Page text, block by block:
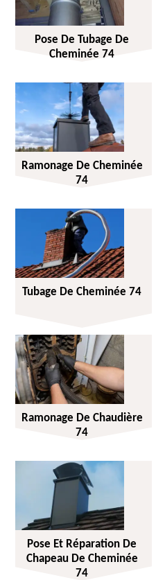
Pose De Tubage De
Cheminée 74
Ramonage De Cheminée
74
Tubage De Cheminée 74
Ramonage De Chaudière
74
Pose Et Réparation De
Chapeau De Cheminée
74